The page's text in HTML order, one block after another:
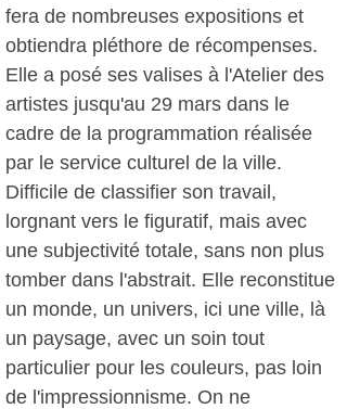
fera de nombreuses expositions et
obtiendra pléthore de récompenses.
Elle a posé ses valises à l'Atelier des
artistes jusqu'au 29 mars dans le
cadre de la programmation réalisée
par le service culturel de la ville.
Difficile de classifier son travail,
lorgnant vers le figuratif, mais avec
une subjectivité totale, sans non plus
tomber dans l'abstrait. Elle reconstitue
un monde, un univers, ici une ville, là
un paysage, avec un soin tout
particulier pour les couleurs, pas loin
de l'impressionnisme. On ne